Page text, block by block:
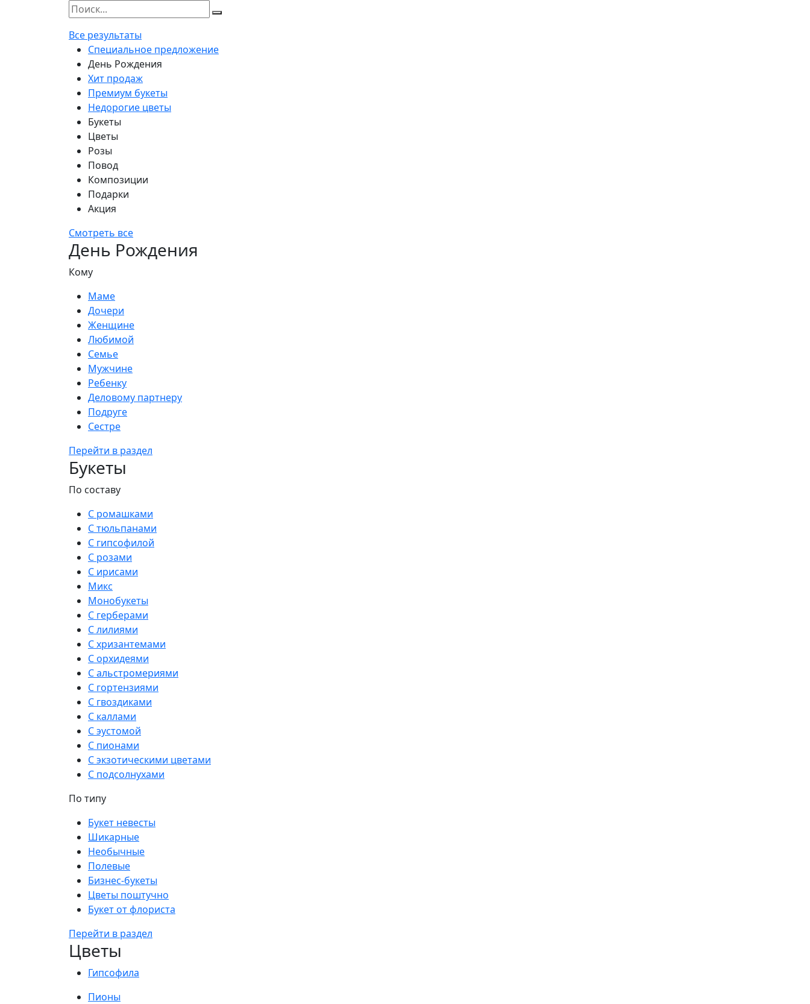
Все результаты
Специальное предложение
День Рождения
Хит продаж
Премиум букеты
Недорогие цветы
Букеты
Цветы
Розы
Повод
Композиции
Подарки
Акция
Смотреть все
День Рождения
Кому
Маме
Дочери
Женщине
Любимой
Семье
Мужчине
Ребенку
Деловому партнеру
Подруге
Сестре
Перейти в раздел
Букеты
По составу
С ромашками
С тюльпанами
С гипсофилой
С розами
С ирисами
Микс
Монобукеты
С герберами
С лилиями
С хризантемами
С орхидеями
С альстромериями
С гортензиями
С гвоздиками
С каллами
С эустомой
С пионами
С экзотическими цветами
С подсолнухами
По типу
Букет невесты
Шикарные
Необычные
Полевые
Бизнес-букеты
Цветы поштучно
Букет от флориста
Перейти в раздел
Цветы
Гипсофила
Пионы